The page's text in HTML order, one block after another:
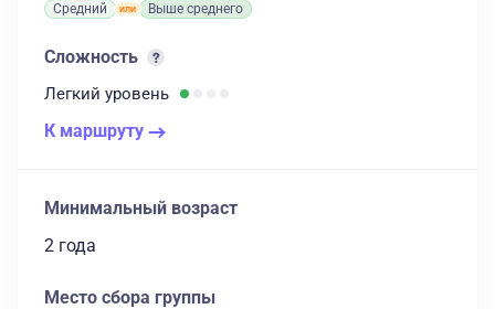
Средний Выше среднего
Сложность
Легкий уровень
К маршруту
Минимальный возраст
2 года
Место сбора группы